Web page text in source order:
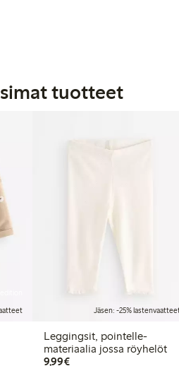
tuotteet
Jäsen: -25%
Leggingsit, pointelle-
materiaalia jossa röyhelöt
9,99€9,99 €